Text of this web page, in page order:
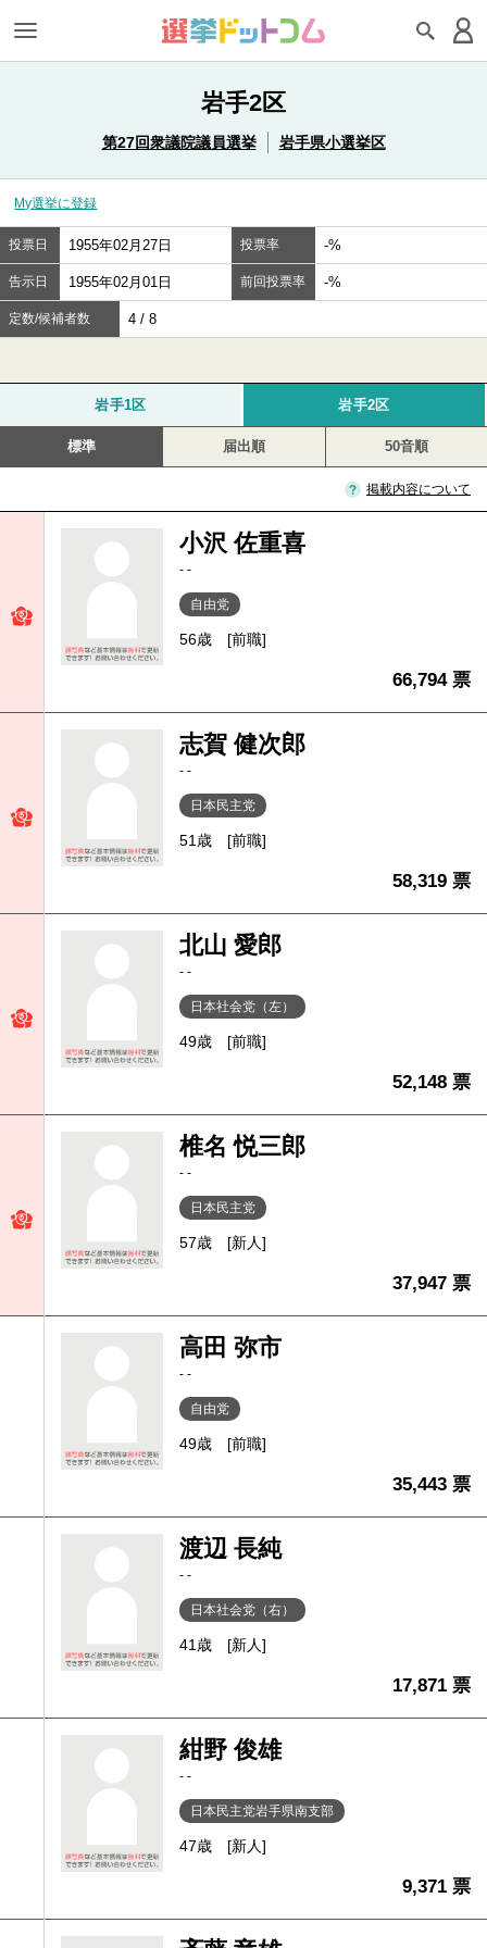
岩手2区
第27回衆議院議員選挙 岩手県小選挙区
My選挙に登録
投票日 1955年02月27日 投票率 -%
告示日 1955年02月01日 前回投票率 -%
定数/候補者数 4 / 8
岩手1区 岩手2区
標準 届出順 50音順
掲載内容について
小沢 佐重喜
- -
自由党
56歳 [前職]
66,794 票
志賀 健次郎
- -
日本民主党
51歳 [前職]
58,319 票
北山 愛郎
- -
日本社会党（左）
49歳 [前職]
52,148 票
椎名 悦三郎
- -
日本民主党
57歳 [新人]
37,947 票
高田 弥市
- -
自由党
49歳 [前職]
35,443 票
渡辺 長純
- -
日本社会党（右）
41歳 [新人]
17,871 票
紺野 俊雄
- -
日本民主党岩手県南支部
47歳 [新人]
9,371 票